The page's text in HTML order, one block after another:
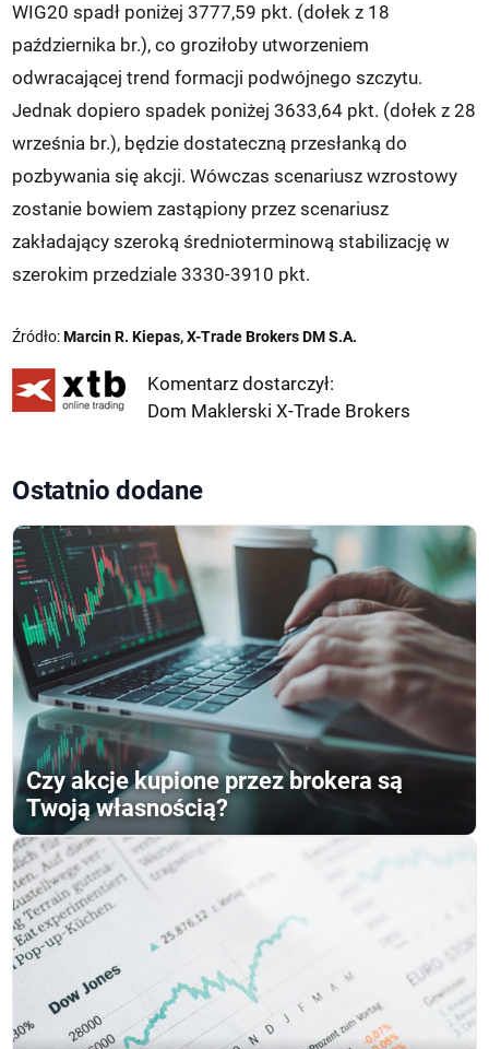
WIG20 spadł poniżej 3777,59 pkt. (dołek z 18
października br.), co groziłoby utworzeniem
odwracającej trend formacji podwójnego szczytu.
Jednak dopiero spadek poniżej 3633,64 pkt. (dołek z 28
września br.), będzie dostateczną przesłanką do
pozbywania się akcji. Wówczas scenariusz wzrostowy
zostanie bowiem zastąpiony przez scenariusz
zakładający szeroką średnioterminową stabilizację w
szerokim przedziale 3330-3910 pkt.
Źródło:Marcin R. Kiepas, X-Trade Brokers DM S.A.
Komentarz dostarczył:
Dom Maklerski X-Trade Brokers
Ostatnio dodane
Czy akcje kupione przez brokera są
Twoją własnością?